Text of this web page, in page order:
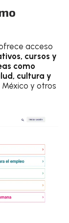
acceso
cursos y
como
cultura y
y otros